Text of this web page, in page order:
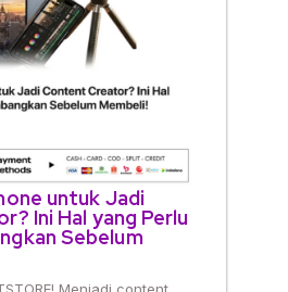
untuk Jadi
Ini Hal yang Perlu
Sebelum